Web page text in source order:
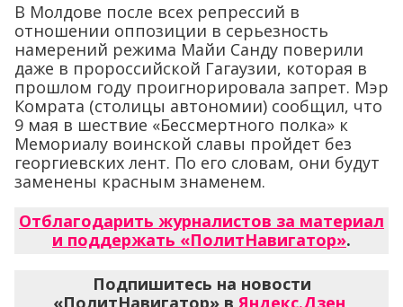
В Молдове после всех репрессий в
отношении оппозиции в серьезность
намерений режима Майи Санду поверили
даже в пророссийской Гагаузии, которая в
прошлом году проигнорировала запрет. Мэр
Комрата (столицы автономии) сообщил, что
9 мая в шествие «Бессмертного полка» к
Мемориалу воинской славы пройдет без
георгиевских лент. По его словам, они будут
заменены красным знаменем.
Отблагодарить журналистов за материал
и поддержать «ПолитНавигатор».
Подпишитесь на новости
«ПолитНавигатор» вЯндекс.Дзен,